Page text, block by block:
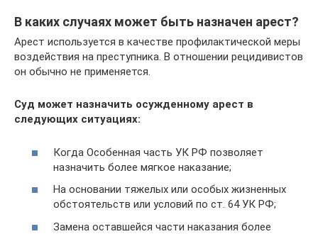
В каких случаях может быть назначен арест?
Арест используется в качестве профилактической меры
воздействия на преступника. В отношении рецидивистов
он обычно не применяется.
Суд может назначить осужденному арест в
следующих ситуациях:
Когда Особенная часть УК РФ позволяет
назначить более мягкое наказание;
На основании тяжелых или особых жизненных
обстоятельств или условий по ст. 64 УК РФ;
Замена оставшейся части наказания более